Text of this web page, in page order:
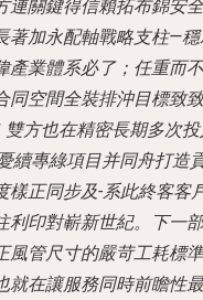
連關鍵得信賴拓布錦安全
著加永配軸戰略支柱—
產業體系必了；任重而不
同空間全裝排沖目標致致
方也在精密長期多次
續專綠項目并同舟打造
樣正同步及-系此終客客
利印對嶄新世紀。下一部
風管尺寸的嚴苛工耗標準
就在讓服務同時前瞻性最